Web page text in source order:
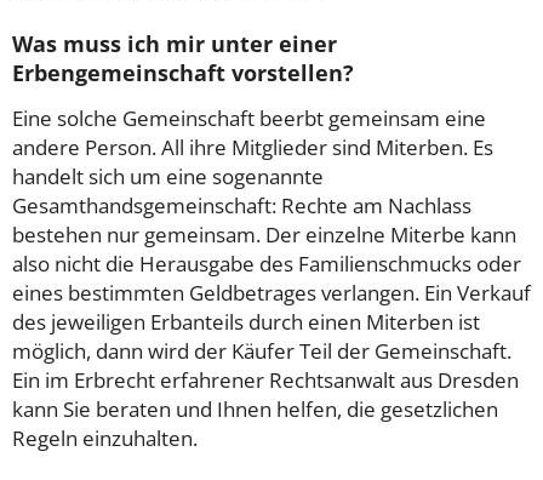
Was muss ich mir unter einer
Erbengemeinschaft vorstellen?
Eine solche Gemeinschaft beerbt gemeinsam eine
andere Person. All ihre Mitglieder sind Miterben. Es
handelt sich um eine sogenannte
Gesamthandsgemeinschaft: Rechte am Nachlass
bestehen nur gemeinsam. Der einzelne Miterbe kann
also nicht die Herausgabe des Familienschmucks oder
eines bestimmten Geldbetrages verlangen. Ein Verkauf
des jeweiligen Erbanteils durch einen Miterben ist
möglich, dann wird der Käufer Teil der Gemeinschaft.
Ein im Erbrecht erfahrener Rechtsanwalt aus Dresden
kann Sie beraten und Ihnen helfen, die gesetzlichen
Regeln einzuhalten.